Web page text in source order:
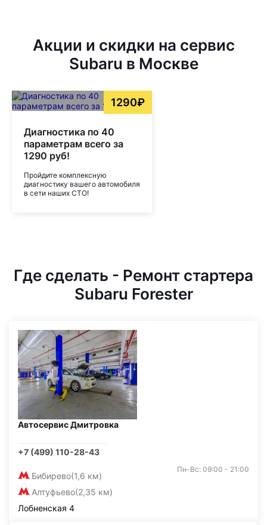
Акции и скидки на сервис
Subaru в Москве
1290₽
Диагностика по 40
параметрам всего за
1290 руб!
Пройдите комплексную
диагностику вашего автомобиля
в сети наших СТО!
Где сделать - Ремонт стартера
Subaru Forester
Автосервис Дмитровка
+7 (499) 110-28-43
Бибирево(1,6 км)
Алтуфьево(2,35 км)
Пн-Вс: 09:00 - 21:00
Лобненская 4